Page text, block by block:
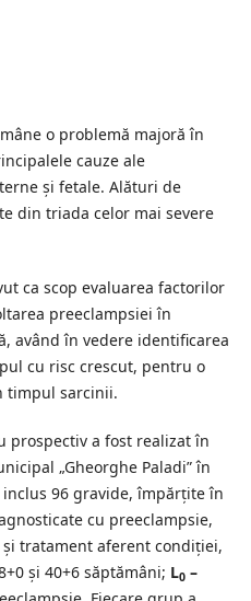
o problemă majoră în
cauze ale
și fetale. Alături de
din triada celor mai severe
ca scop evaluarea factorilor
preeclampsiei în
având în vedere identificarea
cu risc crescut, pentru o
timpul sarcinii.
prospectiv a fost realizat în
„Gheorghe Paladi” în
inclus 96 gravide, împărțite în
cu preeclampsie,
tratament aferent condiției,
și 40+6 săptămâni; L0–